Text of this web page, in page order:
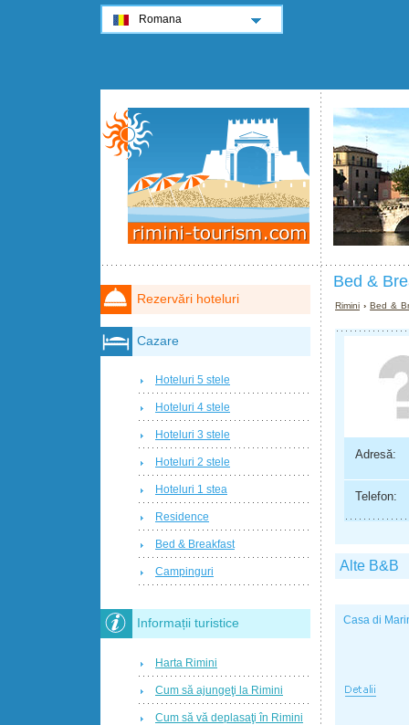
Bed &
Rimini ›Bed &
Adresă:
Telefon:
Alte B&B
Casa di
Rezervări hoteluri
Cazare
Hoteluri 5 stele
Hoteluri 4 stele
Hoteluri 3 stele
Hoteluri 2 stele
Hoteluri 1 stea
Residence
Bed & Breakfast
Campinguri
Informații turistice
Harta Rimini
Cum să ajungeţi la Rimini
Cum să vă deplasaţi în Rimini
Romana